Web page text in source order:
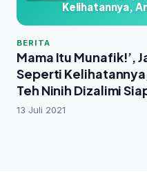
Kelihatannya,
BERITA
Mama Itu Munafik!’,
Seperti
Teh Ninih Dizalimi
Sepemahaman
13 Juli 2021